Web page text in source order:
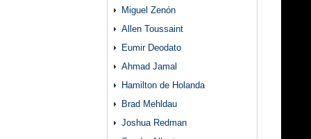
Miguel Zenón
Allen Toussaint
Eumir Deodato
Ahmad Jamal
Hamilton de Holanda
Brad Mehldau
Joshua Redman